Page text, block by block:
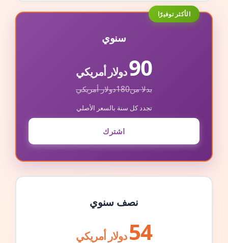
الأكثر توفيرًا
سنوي
90دولار أمريكي
بدلا من180دولار أمريكي
تجدد كل سنة بالسعر الأصلي
اشترك
نصف سنوي
54 دولار أمريكي